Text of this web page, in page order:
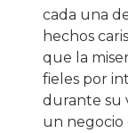
cada una
hechos
que la
fieles por
durante su
un negocio